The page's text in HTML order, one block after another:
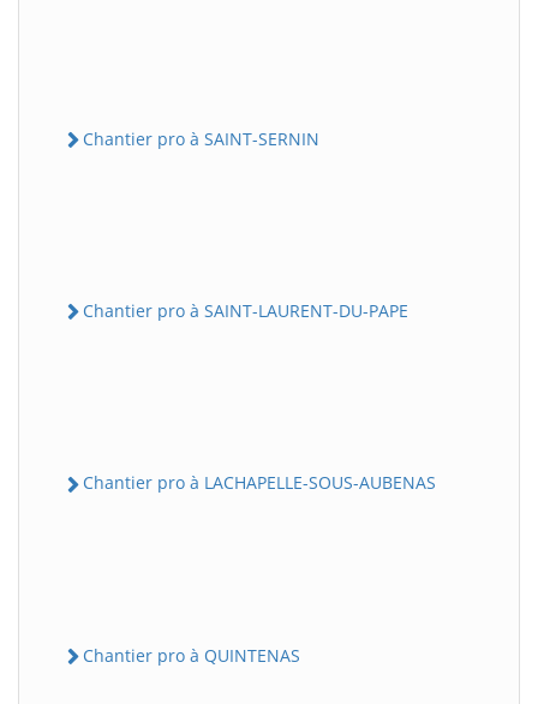
Chantier pro à SAINT-SERNIN
Chantier pro à SAINT-LAURENT-DU-PAPE
Chantier pro à LACHAPELLE-SOUS-AUBENAS
Chantier pro à QUINTENAS